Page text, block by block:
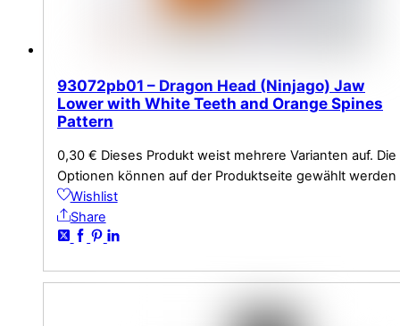
93072pb01 – Dragon Head (Ninjago) Jaw
Lower with White Teeth and Orange Spines
Pattern
0,30 € Dieses Produkt weist mehrere Varianten auf. Die
Optionen können auf der Produktseite gewählt werden
Wishlist
Share